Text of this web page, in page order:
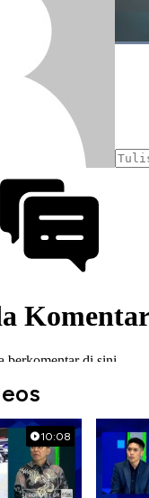
10:08